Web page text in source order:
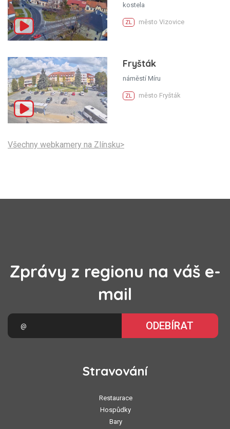
kostela
ZL město Vizovice
Fryšták
náměstí Míru
ZL město Fryšták
Všechny webkamery na Zlínsku>
Zprávy z regionu na váš e-
mail
ODEBÍRAT
Stravování
Restaurace
Hospůdky
Bary